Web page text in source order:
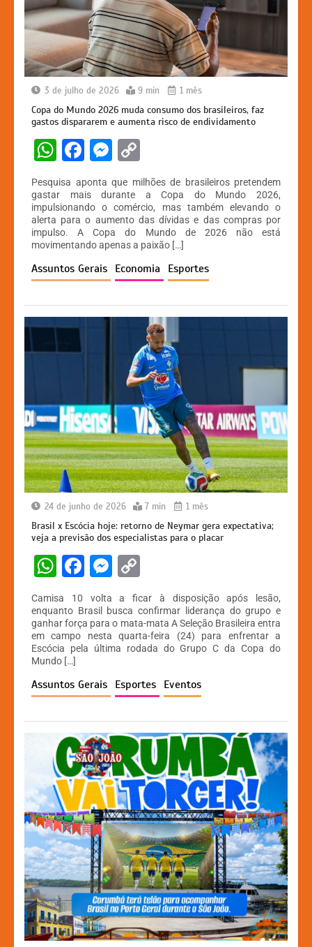
3 de julho de 2026 9 min 1 mês
Copa do Mundo 2026 muda consumo dos brasileiros, faz
gastos dispararem e aumenta risco de endividamento
W
h
at
s
A
p
p
F
c
e
b
o
o
k
M
s
s
e
n
g
er
o
p
y
Li
n
k
Pesquisa aponta que milhões de brasileiros pretendem
gastar mais durante a Copa do Mundo 2026,
impulsionando o comércio, mas também elevando o
alerta para o aumento das dívidas e das compras por
impulso. A Copa do Mundo de 2026 não está
movimentando apenas a paixão […]
Assuntos Gerais Economia Esportes
24 de junho de 2026 7 min 1 mês
Brasil x Escócia hoje: retorno de Neymar gera expectativa;
veja a previsão dos especialistas para o placar
W
at
s
A
p
p
F
c
e
b
o
o
k
M
s
s
e
n
g
er
p
y
Li
n
k
Camisa 10 volta a ficar à disposição após lesão,
enquanto Brasil busca confirmar liderança do grupo e
ganhar força para o mata-mata A Seleção Brasileira entra
em campo nesta quarta-feira (24) para enfrentar a
Escócia pela última rodada do Grupo C da Copa do
Mundo […]
Assuntos Gerais Esportes Eventos